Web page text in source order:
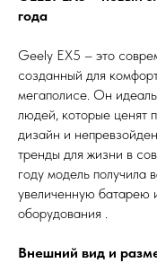
года
Geely EX5 – это
созданный для
мегаполисе. Он
людей, которые ценят
дизайн и
тренды для жизни в
году модель получила
увеличенную батарею
оборудования .
Внешний вид и